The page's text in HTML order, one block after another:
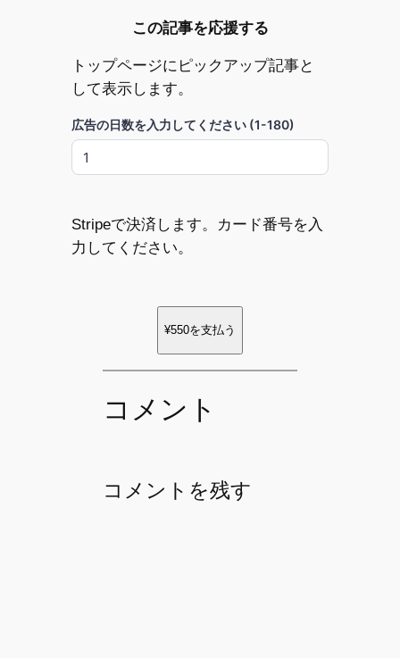
この記事を応援する
トップページにピックアップ記事と
して表示します。
広告の日数を入力してください (1-180)
Stripeで決済します。カード番号を入
力してください。
¥550を支払う
コメント
コメントを残す